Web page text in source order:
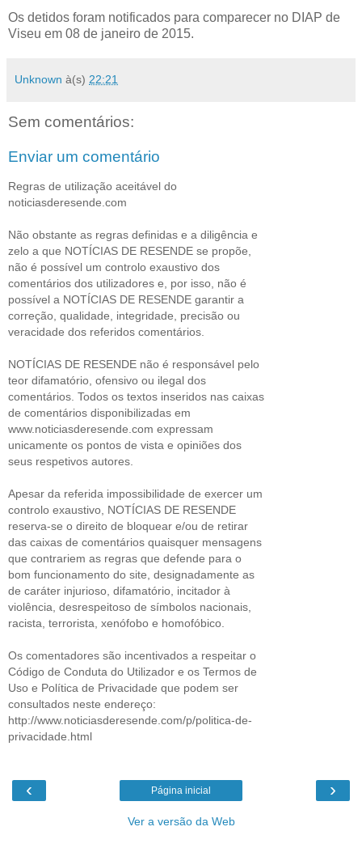
Os detidos foram notificados para comparecer no DIAP de
Viseu em 08 de janeiro de 2015.
Unknown à(s) 22:21
Sem comentários:
Enviar um comentário
Regras de utilização aceitável do
noticiasderesende.com
Não obstante as regras definidas e a diligência e
zelo a que NOTÍCIAS DE RESENDE se propõe,
não é possível um controlo exaustivo dos
comentários dos utilizadores e, por isso, não é
possível a NOTÍCIAS DE RESENDE garantir a
correção, qualidade, integridade, precisão ou
veracidade dos referidos comentários.
NOTÍCIAS DE RESENDE não é responsável pelo
teor difamatório, ofensivo ou ilegal dos
comentários. Todos os textos inseridos nas caixas
de comentários disponibilizadas em
www.noticiasderesende.com expressam
unicamente os pontos de vista e opiniões dos
seus respetivos autores.
Apesar da referida impossibilidade de exercer um
controlo exaustivo, NOTÍCIAS DE RESENDE
reserva-se o direito de bloquear e/ou de retirar
das caixas de comentários quaisquer mensagens
que contrariem as regras que defende para o
bom funcionamento do site, designadamente as
de caráter injurioso, difamatório, incitador à
violência, desrespeitoso de símbolos nacionais,
racista, terrorista, xenófobo e homofóbico.
Os comentadores são incentivados a respeitar o
Código de Conduta do Utilizador e os Termos de
Uso e Política de Privacidade que podem ser
consultados neste endereço:
http://www.noticiasderesende.com/p/politica-de-
privacidade.html
‹ ›
Página inicial
Ver a versão da Web